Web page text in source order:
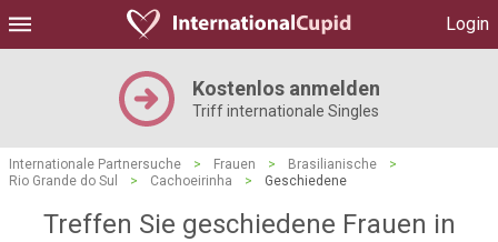
Login
Kostenlos anmelden
Triff internationale Singles
Internationale Partnersuche > Frauen > Brasilianische
>
Rio Grande do Sul
> Cachoeirinha > Geschiedene
Treffen Sie geschiedene Frauen in